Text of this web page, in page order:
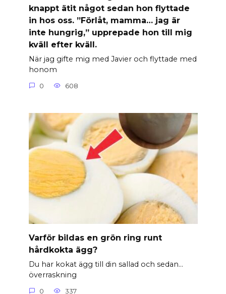
knappt ätit något sedan hon flyttade
in hos oss. ”Förlåt, mamma… jag är
inte hungrig,” upprepade hon till mig
kväll efter kväll.
När jag gifte mig med Javier och flyttade med
honom
0 608
Varför bildas en grön ring runt
hårdkokta ägg?
Du har kokat ägg till din sallad och sedan…
överraskning
0 337